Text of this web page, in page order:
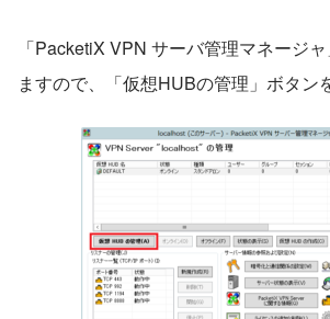
「PacketiX VPN サーバ管理マネージ
ますので、「仮想HUBの管理」ボタン